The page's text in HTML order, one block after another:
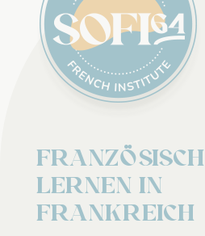
Französisch
lernen in
Frankreich